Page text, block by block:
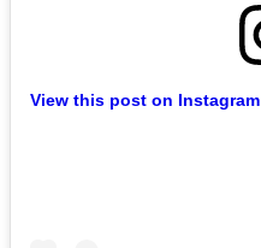
View this post on Instagram